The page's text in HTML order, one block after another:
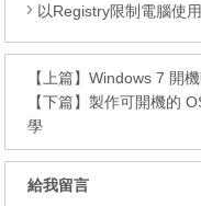
以Registry限制電腦使
【上篇】Windows 7 開
【下篇】製作可開機的
學
給我留言